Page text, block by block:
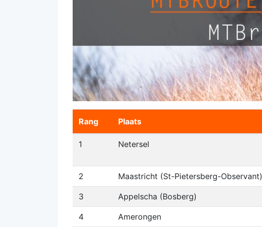
Rang Plaats
1 Netersel
2 Maastricht (St-Pietersberg-Observant)
3 Appelscha (Bosberg)
4 Amerongen